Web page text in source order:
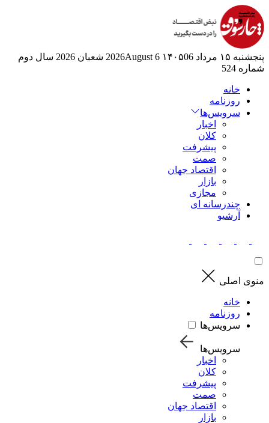
پنجشنبه ۱۵ مرداد ۱۴۰۵ 06 2026August 6 شعبان 2026
سال دوم
شماره 524
خانه
روزنامه
سرویس‌ها
اخبار
کلان
پیشرفت
صمت
اقتصاد جهان
بازار
مجازی
چندرسانه ای
آرشیو
منوی اصلی
خانه
روزنامه
سرویس‌ها
سرویس‌ها
اخبار
کلان
پیشرفت
صمت
اقتصاد جهان
بازار